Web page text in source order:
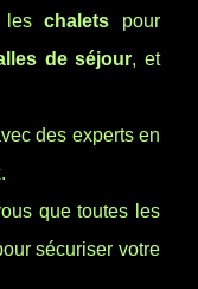
leschalets pour
de séjour, et
des experts en
que toutes les
sécuriser votre